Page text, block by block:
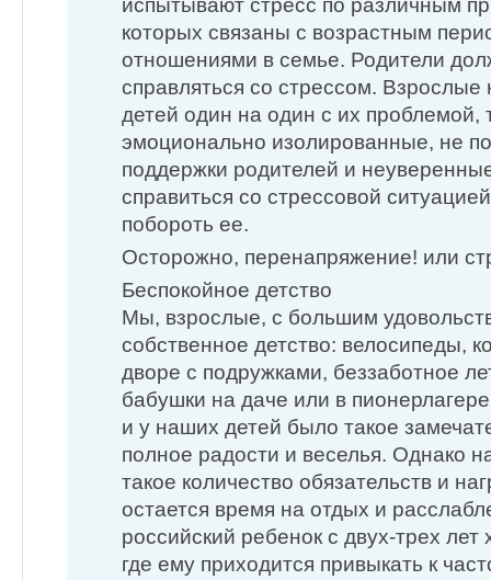
испытывают стресс по различным
которых связаны с возрастным
отношениями в семье. Родители
справляться со стрессом.
детей один на один с их проблемой,
эмоционально изолированные, не
поддержки родителей и
справиться со стрессовой
побороть ее.
Осторожно, перенапряжение! или
Беспокойное детство
Мы, взрослые, с большим
собственное детство: велосипеды,
дворе с подружками, беззаботное
бабушки на даче или в
и у наших детей было такое
полное радости и веселья. Однако
такое количество обязательств и
остается время на отдых и
российский ребенок с двух-трех лет
где ему приходится привыкать к